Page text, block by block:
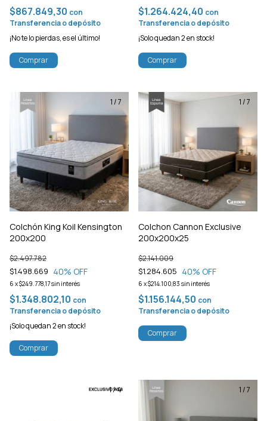
$867.849,30 con
Transferencia o depósito
¡No te lo pierdas, es el último!
Comprar
$1.264.424,40 con
Transferencia o depósito
¡Solo quedan2en stock!
Comprar
1/7
Colchón King Koil Kensington
200x200
$1.498.669
$2.497.782
40% OFF
6 x$249.778,17sin interés
$1.348.802,10 con
Transferencia o depósito
¡Solo quedan2en stock!
Comprar
1/7
Colchon Cannon Exclusive
200x200x25
$1.284.605
$2.141.009
40% OFF
6 x$214.100,83 sin interés
$1.156.144,50 con
Transferencia o depósito
Comprar
1/4 1/7